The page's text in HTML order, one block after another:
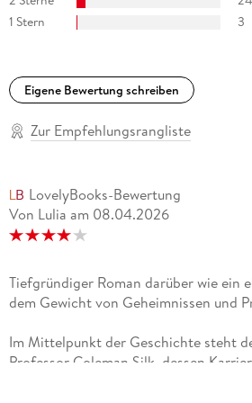
1 Stern
3
Eigene Bewertung schreiben
Zur Empfehlungsrangliste
LovelyBooks-Bewertung
Von Lulia am 08.04.2026
Tiefgründiger Roman darüber wie ein
dem Gewicht von Geheimnissen und
Im Mittelpunkt der Geschichte steht
Professor Coleman Silk, dessen